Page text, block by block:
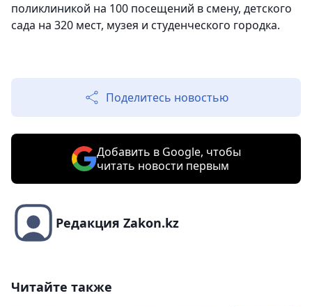
поликлиникой на 100 посещений в смену, детского
сада на 320 мест, музея и студенческого городка.
Поделитесь новостью
Добавить в Google, чтобы
читать новости первым
Редакция Zakon.kz
Читайте также